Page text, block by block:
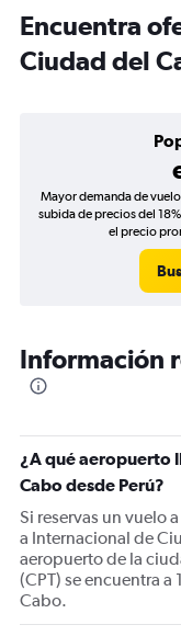
Encuentra
Ciudad del
Mayor demanda de
subida de precios del
el precio
Información
¿A qué aeropuerto
Cabo desde Perú?
Si reservas un vuelo
a Internacional de
aeropuerto de la
(CPT) se encuentra
Cabo.